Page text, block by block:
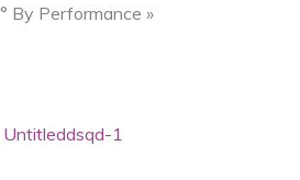
By Performance »